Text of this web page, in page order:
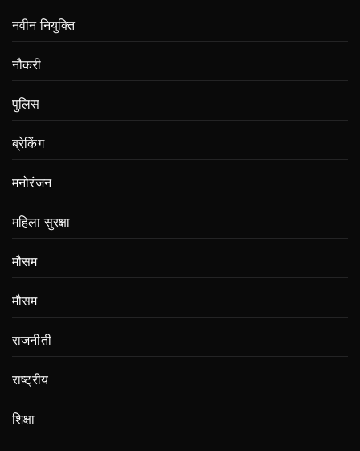
नवीन नियुक्ति
नौकरी
पुलिस
ब्रेकिंग
मनोरंजन
महिला सुरक्षा
मौसम
मौसम
राजनीती
राष्ट्रीय
शिक्षा